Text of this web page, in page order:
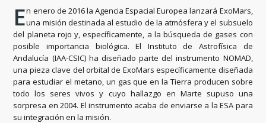
En enero de 2016 la Agencia Espacial Europea lanzará ExoMars,
una misión destinada al estudio de la atmósfera y el subsuelo
del planeta rojo y, específicamente, a la búsqueda de gases con
posible importancia biológica. El Instituto de Astrofísica de
Andalucía (IAA-CSIC) ha diseñado parte del instrumento NOMAD,
una pieza clave del orbital de ExoMars específicamente diseñada
para estudiar el metano, un gas que en la Tierra producen sobre
todo los seres vivos y cuyo hallazgo en Marte supuso una
sorpresa en 2004. El instrumento acaba de enviarse a la ESA para
su integración en la misión.